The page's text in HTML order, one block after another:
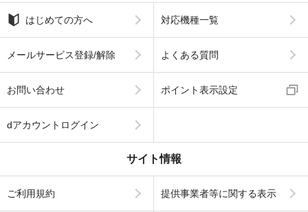
はじめての方へ 対応機種一覧
メールサービス登録/解除 よくある質問
お問い合わせ ポイント表示設定
dアカウントログイン
サイト情報
ご利用規約 提供事業者等に関する表示